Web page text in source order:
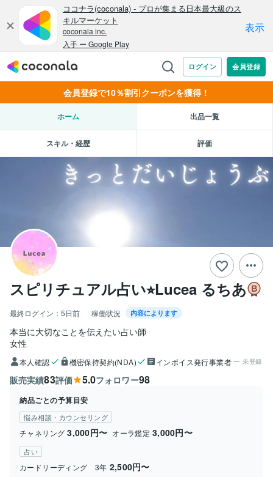
会員登録で10％割引クーポンを獲得！
ホーム 出品一覧
スキル・経歴 評価
スピリチュアル占い⭐︎Lucea るちあ
最終ログイン： 5日前 稼働状況 内容によります
本当に大切なことを伝えたい占い師
女性
本人確認 機密保持契約(NDA) インボイス発行事業者 未登録
販売実績83評価 5.0フォロワー98
納品ごとの予算目安
悩み相談・カウンセリング
チャネリング 3,000円〜 オーラ鑑定 3,000円〜
占い
カードリーディング 3年 2,500円〜